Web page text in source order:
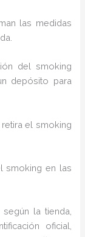
las medidas
del smoking
depósito para
el smoking
smoking en las
la tienda,
oficial,